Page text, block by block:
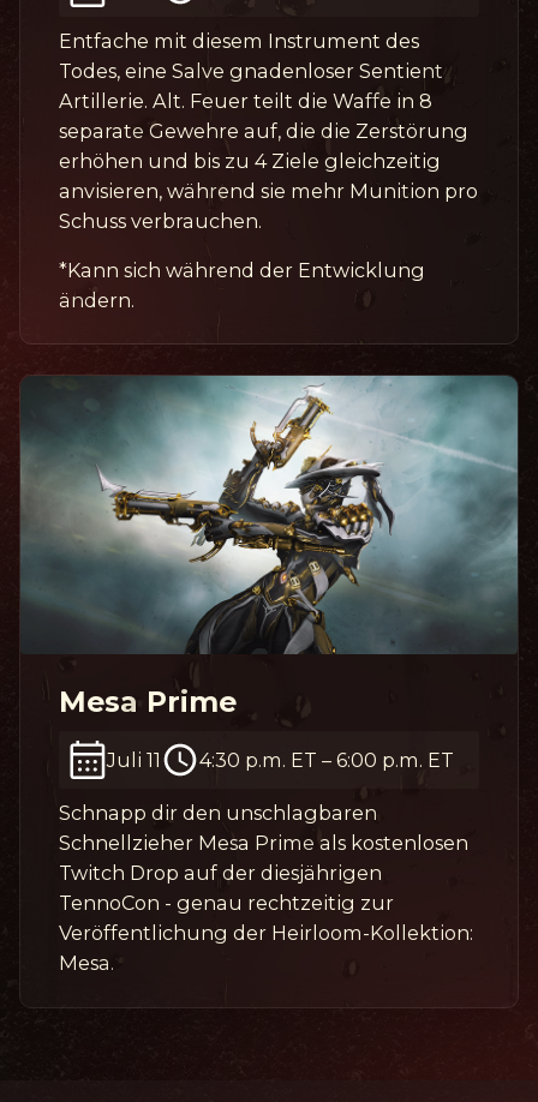
Entfache mit diesem Instrument des
Todes, eine Salve gnadenloser Sentient
Artillerie. Alt. Feuer teilt die Waffe in 8
separate Gewehre auf, die die Zerstörung
erhöhen und bis zu 4 Ziele gleichzeitig
anvisieren, während sie mehr Munition pro
Schuss verbrauchen.
*Kann sich während der Entwicklung
ändern.
Mesa Prime
Juli 11 4:30 p.m. ET – 6:00 p.m. ET
Schnapp dir den unschlagbaren
Schnellzieher Mesa Prime als kostenlosen
Twitch Drop auf der diesjährigen
TennoCon - genau rechtzeitig zur
Veröffentlichung der Heirloom-Kollektion:
Mesa.